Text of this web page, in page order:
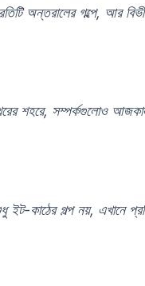
অন্তরালের গল্পে, আর
শহরে, সম্পর্কগুলোও
ইট-কাঠের গল্প নয়, এখানে